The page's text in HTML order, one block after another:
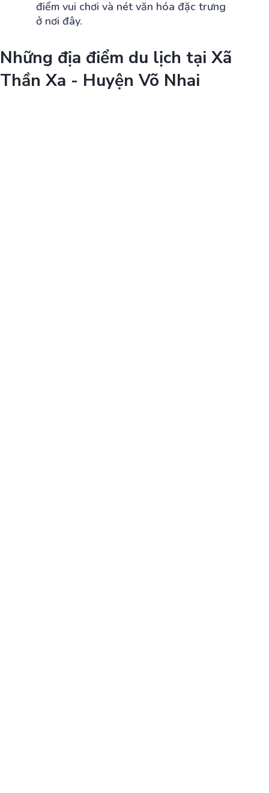
điểm vui chơi và nét văn hóa đặc trưng
ở nơi đây.
Những địa điểm du lịch tại Xã
Thần Xa - Huyện Võ Nhai